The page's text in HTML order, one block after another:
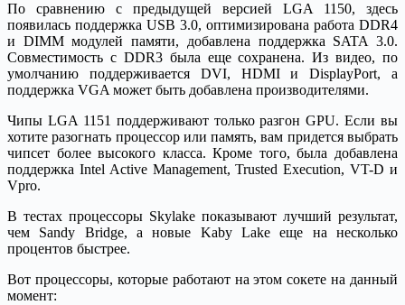
По сравнению с предыдущей версией LGA 1150, здесь
появилась поддержка USB 3.0, оптимизирована работа DDR4
и DIMM модулей памяти, добавлена поддержка SATA 3.0.
Совместимость с DDR3 была еще сохранена. Из видео, по
умолчанию поддерживается DVI, HDMI и DisplayPort, а
поддержка VGA может быть добавлена производителями.
Чипы LGA 1151 поддерживают только разгон GPU. Если вы
хотите разогнать процессор или память, вам придется выбрать
чипсет более высокого класса. Кроме того, была добавлена
поддержка Intel Active Management, Trusted Execution, VT-D и
Vpro.
В тестах процессоры Skylake показывают лучший результат,
чем Sandy Bridge, а новые Kaby Lake еще на несколько
процентов быстрее.
Вот процессоры, которые работают на этом сокете на данный
момент: